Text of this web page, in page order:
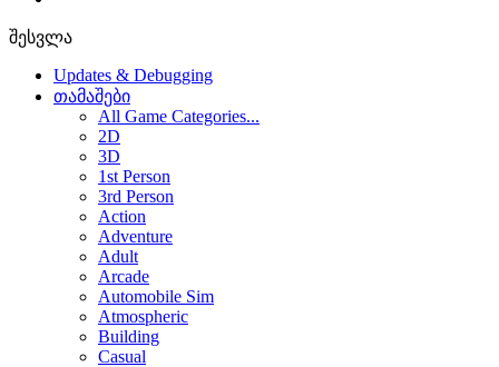
შესვლა
Updates & Debugging
თამაშები
All Game Categories...
2D
3D
1st Person
3rd Person
Action
Adventure
Adult
Arcade
Automobile Sim
Atmospheric
Building
Casual